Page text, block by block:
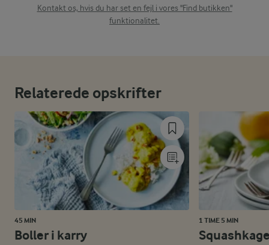
Kontakt os, hvis du har set en fejl i vores "Find butikken"
funktionalitet.
Relaterede opskrifter
45 MIN
Boller i karry
1 TIME 5 MIN